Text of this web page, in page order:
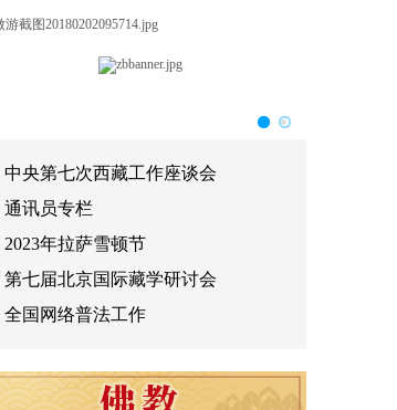
中央第七次西藏工作座谈会
通讯员专栏
2023年拉萨雪顿节
第七届北京国际藏学研讨会
全国网络普法工作